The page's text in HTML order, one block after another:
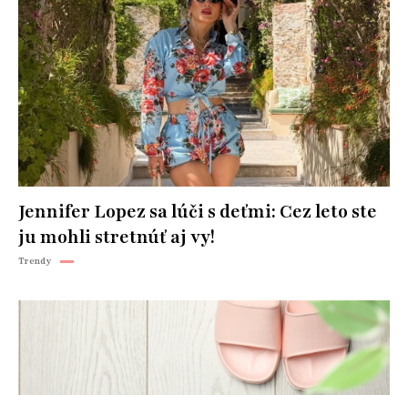
Jennifer Lopez sa lúči s deťmi: Cez leto ste
ju mohli stretnúť aj vy!
Trendy